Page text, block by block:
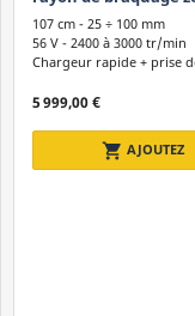
Cylindrée
Bac de
EGO ZT4201E-S - 107
Chargeur...
107 cm - 25 ÷ 100 mm
56 V - 2400 à 3000 tr/min
Chargeur rapide + prise
5 999,00 €
shopping_cart AJOUTEZ